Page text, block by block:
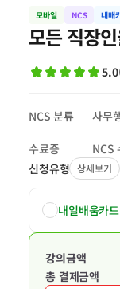
모바일 NCS 내배
모든 직장
5.0
NCS 분류 사무
수료증 NCS
신청유형 상세보기
내일배움카
강의금액
총 결제금액